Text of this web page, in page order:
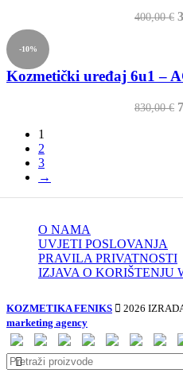
400,00€
-10%
Kozmetički uređaj 6u1 –
830,00€
1
2
3
→
O NAMA
UVJETI POSLOVANJA
PRAVILA PRIVATNOSTI
IZJAVA O KORIŠTENJU
KOZMETIKA FENIKS 2026
marketing agency